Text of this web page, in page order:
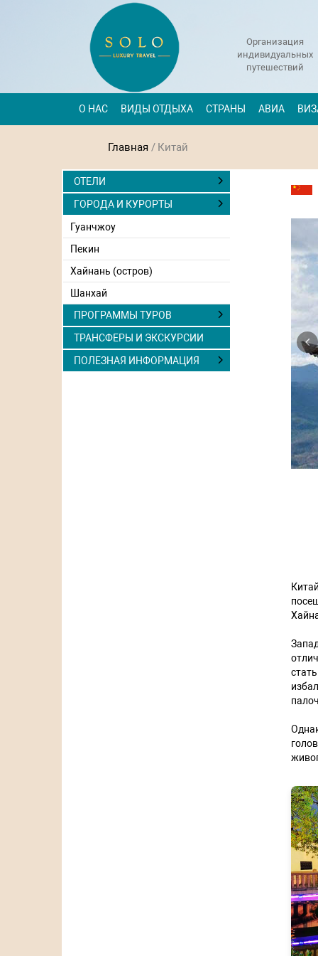
Организация
индивидуальных
путешествий
О НАС ВИДЫ ОТДЫХА СТРАНЫ АВИА
Главная / Китай
ОТЕЛИ
ГОРОДА И КУРОРТЫ
Гуанчжоу
Пекин
Хайнань (остров)
Шанхай
ПРОГРАММЫ ТУРОВ
ТРАНСФЕРЫ И ЭКСКУРСИИ
ПОЛЕЗНАЯ ИНФОРМАЦИЯ